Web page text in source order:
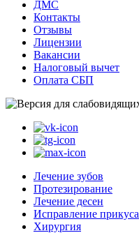
ДМС
Контакты
Отзывы
Лицензии
Вакансии
Налоговый вычет
Оплата СБП
Лечение зубов
Протезирование
Лечение десен
Исправление прикуса
Хирургия